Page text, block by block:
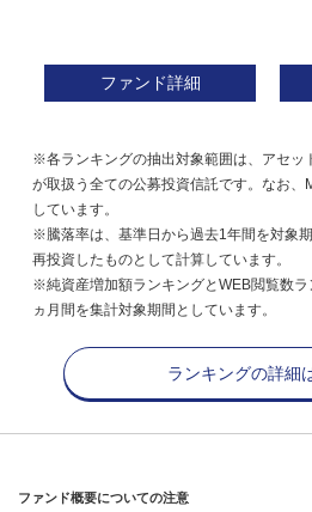
ファンド詳細
※各ランキングの抽出対象範囲は、アセッ
が取扱う全ての公募投資信託です。なお、
しています。
※騰落率は、基準日から過去1年間を対象
再投資したものとして計算しています。
※純資産増加額ランキングとWEB閲覧数ラ
ヵ月間を集計対象期間としています。
ランキングの詳細
ファンド概要についての注意